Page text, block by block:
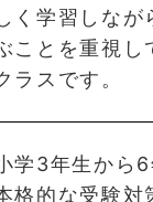
く学習しなが
ことを重視し
ラスです。
学3年生から6
格的な受験対